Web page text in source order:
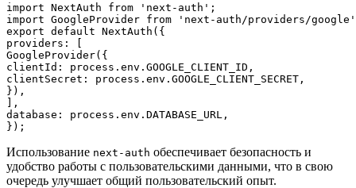
import NextAuth from 'next-auth';
import GoogleProvider from 'next-auth/providers/
export default NextAuth({
providers: [
GoogleProvider({
clientId: process.env.GOOGLE_CLIENT_ID,
clientSecret: process.env.GOOGLE_CLIENT_SECRET,
}),
],
database: process.env.DATABASE_URL,
Использование next-auth обеспечивает безопасность и
удобство работы с пользовательскими данными, что в свою
очередь улучшает общий пользовательский опыт.